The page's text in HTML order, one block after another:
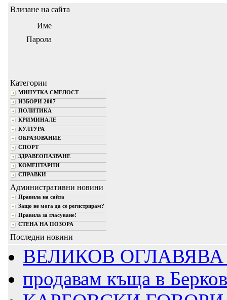
Влизане на сайта
Име
Парола
Категории
МИНУТКА СМЕЛОСТ
ИЗБОРИ 2007
ПОЛИТИКА
КРИМИНАЛЕ
КУЛТУРА
ОБРАЗОВАНИЕ
СПОРТ
ЗДРАВЕОПАЗВАНЕ
КОМЕНТАРНИ
СПРАВКИ
Административни новини
Правила на сайта
Защо не мога да се регистрирам?
Правила за гласуване!
СТЕНА НА ПОЗОРА
Последни новини
ВЕЛИКОВ
продавам къща в